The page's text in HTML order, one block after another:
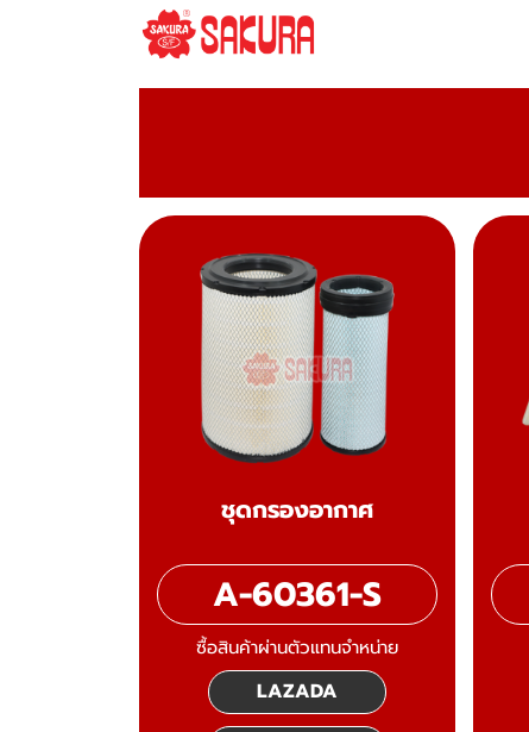
ชุดกรองอากาศ
A-60361-S
ซื้อสินค้าผ่านตัวแทนจำหน่าย
LAZADA